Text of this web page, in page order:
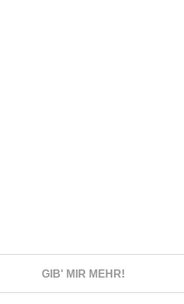
GIB' MIR MEHR!